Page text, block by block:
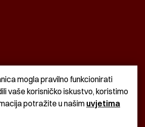
mogla pravilno funkcionirati
vaše korisničko iskustvo, koristimo
potražite u našim uvjetima